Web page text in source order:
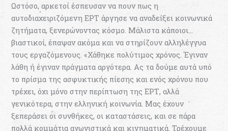
Ωστόσο, αρκετοί έσπευσαν να πουν πως η
αυτοδιαχειριζόμενη ΕΡΤ άργησε να αναδείξει κοινωνικά
ζητήματα, ξενερώνοντας κόσμο. Μάλιστα κάποιοι…
βιαστικοί, έπαψαν ακόμα και να στηρίζουν αλληλέγγυα
τους εργαζόμενους. «Χάθηκε πολύτιμος χρόνος. Έγιναν
λάθη ή έγιναν πράγματα αργότερα. Ας τα δούμε αυτά υπό
το πρίσμα της ασφυκτικής πίεσης και ενός χρόνου που
τρέχει, όχι μόνο στην περίπτωση της ΕΡΤ, αλλά
γενικότερα, στην ελληνική κοινωνία. Μας έχουν
ξεπεράσει οι συνθήκες, οι καταστάσεις, και σε πάρα
πολλά κομμάτια αγωνιστικά και κινηματικά. Τρέχουμε